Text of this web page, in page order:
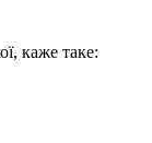
каже таке: